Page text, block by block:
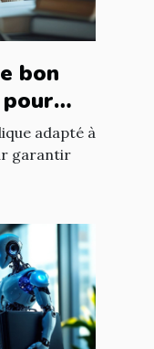
bon
adapté à
garantir